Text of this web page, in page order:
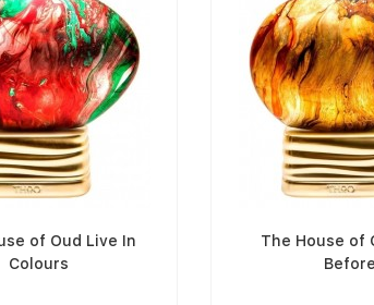
of Oud Live In
Colours
The House of
Before